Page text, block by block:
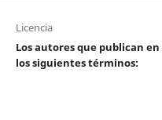
Licencia
Los autores que publican
los siguientes términos: